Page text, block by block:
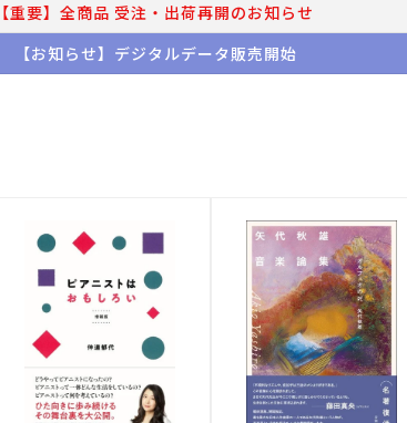
【重要】全商品 受注・出荷再開のお知らせ
【お知らせ】デジタルデータ販売開始